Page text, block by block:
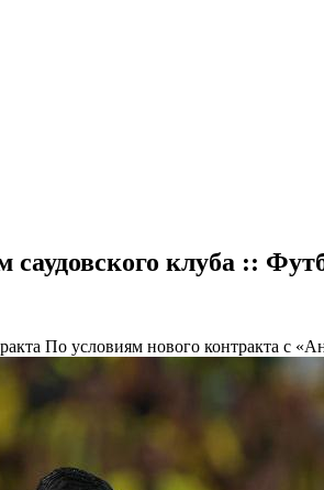
саудовского клуба ::
По условиям нового контракта с